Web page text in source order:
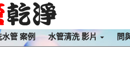
管 案例 水管清洗 影片 問